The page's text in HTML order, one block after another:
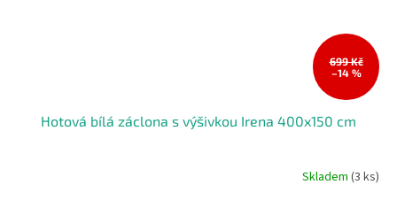
699 Kč
–14 %
Hotová bílá záclona s výšivkou Irena 400x150 cm
Skladem (3 ks)